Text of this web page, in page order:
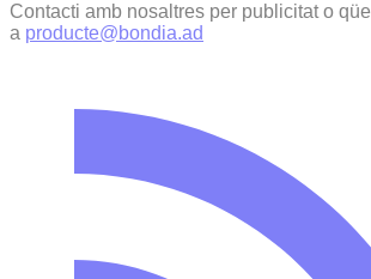
Contacti amb nosaltres per publicitat o
a producte@bondia.ad